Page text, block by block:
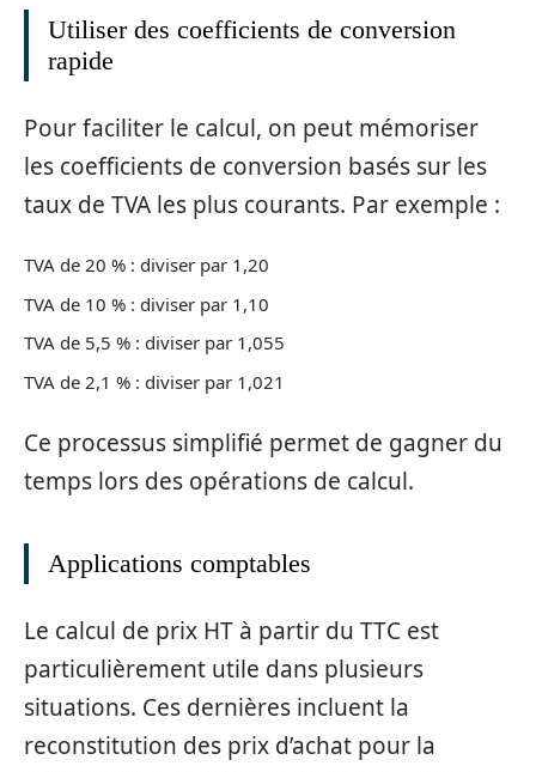
Utiliser des coefficients de conversion
rapide
Pour faciliter le calcul, on peut mémoriser
les coefficients de conversion basés sur les
taux de TVA les plus courants. Par exemple :
TVA de 20 % : diviser par 1,20
TVA de 10 % : diviser par 1,10
TVA de 5,5 % : diviser par 1,055
TVA de 2,1 % : diviser par 1,021
Ce processus simplifié permet de gagner du
temps lors des opérations de calcul.
Applications comptables
Le calcul de prix HT à partir du TTC est
particulièrement utile dans plusieurs
situations. Ces dernières incluent la
reconstitution des prix d’achat pour la